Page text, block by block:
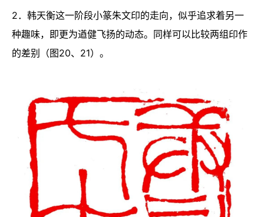
2．韩天衡这一阶段小篆朱文印的走向，似乎追求着另一
种趣味，即更为遒健飞扬的动态。同样可以比较两组印作
的差别（图20、21）。